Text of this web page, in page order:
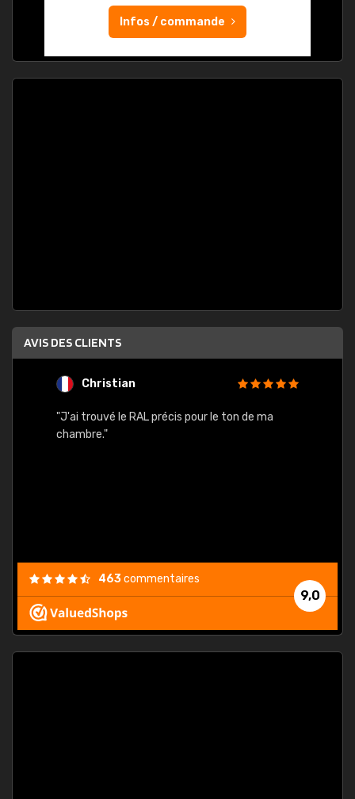
Infos / commande
AVIS DES CLIENTS
Christian
"J'ai trouvé le RAL précis pour le ton de ma
chambre."
9,0
463commentaires